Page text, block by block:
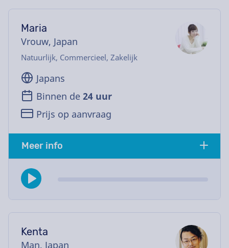
Maria
Vrouw, Japan
Natuurlijk, Commercieel, Zakelijk
Japans
Binnen de 24 uur
Prijs op aanvraag
Meer info
Kenta
Man, Japan